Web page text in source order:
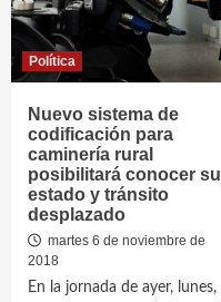
Política
Nuevo sistema de
codificación para
caminería rural
posibilitará conocer su
estado y tránsito
desplazado
martes 6 de noviembre de
2018
En la jornada de ayer, lunes,